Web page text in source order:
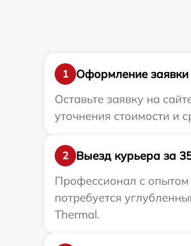
1
Оформление заявки
Оставьте заявку на
уточнения стоимости и
2
Выезд курьера за
Профессионал с опытом
потребуется
Thermal.